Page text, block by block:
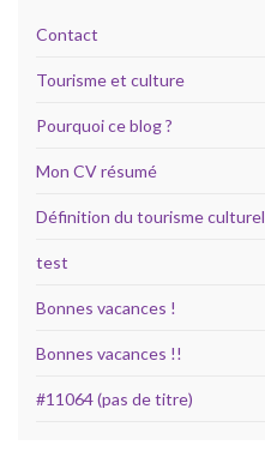
Contact
Tourisme et culture
Pourquoi ce blog ?
Mon CV résumé
Définition du tourisme culturel
test
Bonnes vacances !
Bonnes vacances !!
#11064 (pas de titre)